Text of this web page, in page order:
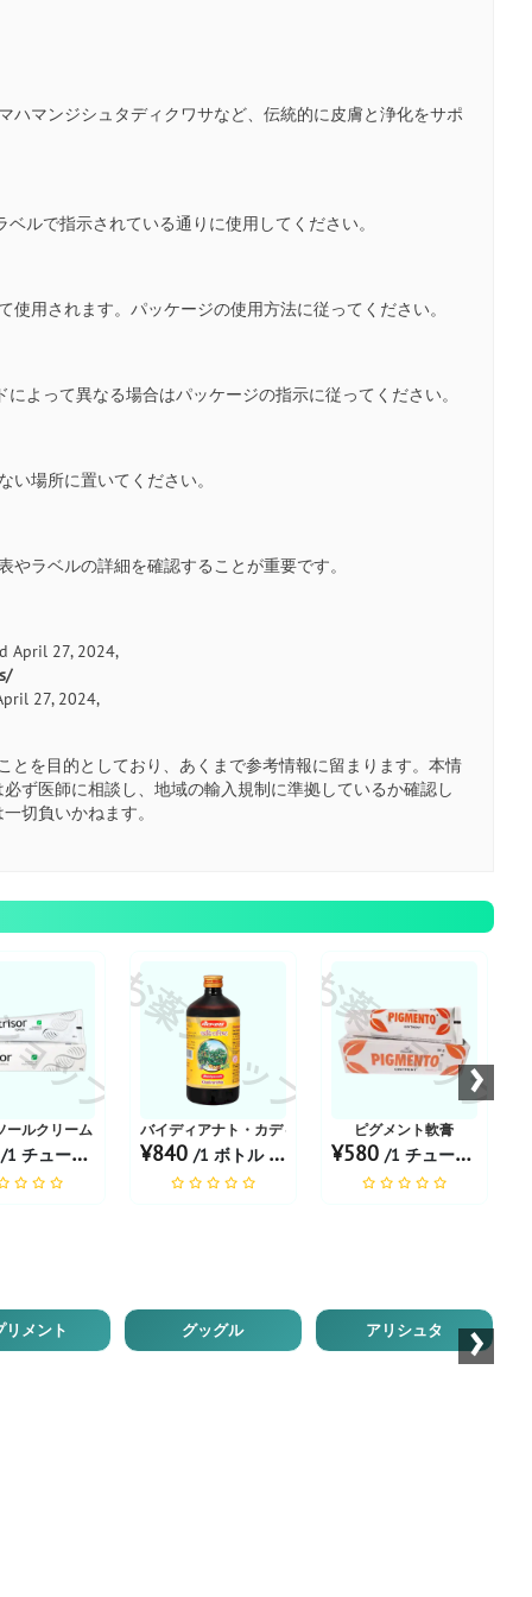
ハマンジシュタディクワサなど、伝統的に皮膚と浄化をサポ
ルで指示されている通りに使用してください。
用されます。パッケージの使用方法に従ってください。
よって異なる場合はパッケージの指示に従ってください。
場所に置いてください。
ラベルの詳細を確認することが重要です。
April 27, 2024,
27, 2024,
を目的としており、あくまで参考情報に留まります。本情
ず医師に相談し、地域の輸入規制に準拠しているか確認し
切負いかねます。
ップ
ールクリーム
/1 チューブ あたり
お薬ショップ
バイディアナト・カディラリシュタ・シロップ 450 ML
¥840 /1 ボトル あたり
お薬ショップ
ピグメント軟膏
¥580 /1 チューブ あたり
›
リメント グッグル アリシュタ ›